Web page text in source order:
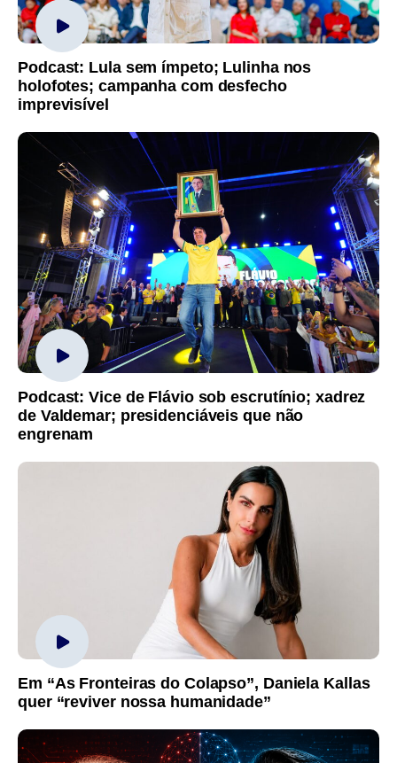
Podcast: Lula sem ímpeto; Lulinha nos
holofotes; campanha com desfecho
imprevisível
Podcast: Vice de Flávio sob escrutínio; xadrez
de Valdemar; presidenciáveis que não
engrenam
Em “As Fronteiras do Colapso”, Daniela Kallas
quer “reviver nossa humanidade”